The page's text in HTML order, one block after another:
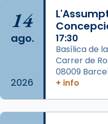
L’arquebisbe de
Josep Omella, ha
concelebrat el
Mons. David Abadías.
📸 Dr. G. Simón
Foto
14
ago.
2026
17:30
Basílica de
Carrer de
08009
+ info